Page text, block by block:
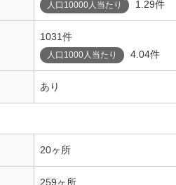
人口10000人当たり 1.29件
1031件
人口1000人当たり 4.04件
あり
20ヶ所
259ヶ所